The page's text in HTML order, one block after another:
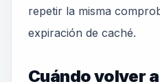
repetir la misma
expiración de caché.
Cuándo volver